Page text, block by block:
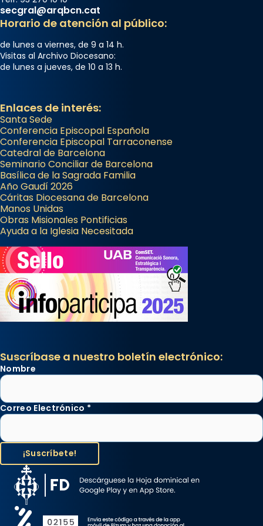
secgral@arqbcn.cat
Horario de atención al público:
de lunes a viernes, de 9 a 14 h.
Visitas al Archivo Diocesano:
de lunes a jueves, de 10 a 13 h.
Enlaces de interés:
Santa Sede
Conferencia Episcopal Española
Conferencia Episcopal Tarraconense
Catedral de Barcelona
Seminario Conciliar de Barcelona
Basílica de la Sagrada Familia
Año Gaudí 2026
Cáritas Diocesana de Barcelona
Manos Unidas
Obras Misionales Pontificias
Ayuda a la Iglesia Necesitada
Suscríbase a nuestro boletín electrónico:
Nombre
Correo Electrónico *